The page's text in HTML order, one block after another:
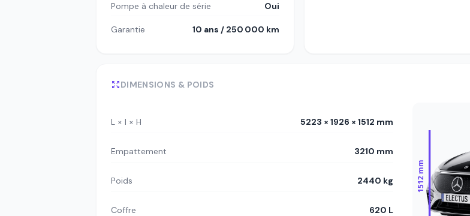
Pompe à chaleur de série Oui
Garantie 10 ans / 250 000 km
DIMENSIONS & POIDS
L × l × H 5223 × 1926 × 1512 mm
Empattement 3210 mm
Poids 2440 kg
Coffre 620 L
1512 mm